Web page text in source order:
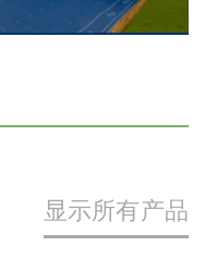
显示所有产品